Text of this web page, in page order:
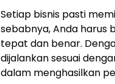
Setiap bisnis pasti
sebabnya, Anda harus
tepat dan benar.
dijalankan sesuai
dalam menghasilkan